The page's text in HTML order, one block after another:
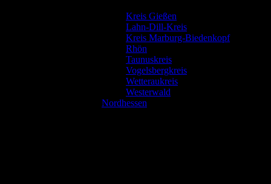
Kreis Gießen
Lahn-Dill-Kreis
Kreis Marburg-Biedenkopf
Rhön
Taunuskreis
Vogelsbergkreis
Wetteraukreis
Westerwald
Nordhessen